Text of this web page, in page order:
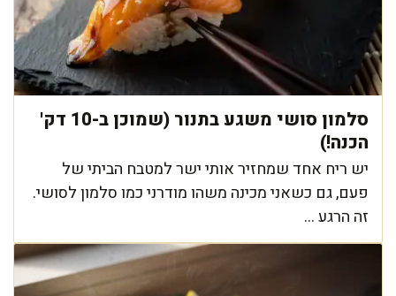
סלמון סושי משגע בתנור (שמוכן ב-10 דק'
הכנה!)
יש ריח אחד שמחזיר אותי ישר למטבח הביתי של
פעם, גם כשאני מכינה משהו מודרני כמו סלמון לסושי.
זה הרגע ...